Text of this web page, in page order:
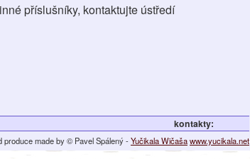
příslušníky, kontaktujte ústředí
kontakty:
produce made by © Pavel Spálený -Yučikala Wičašawww.yucikala.net